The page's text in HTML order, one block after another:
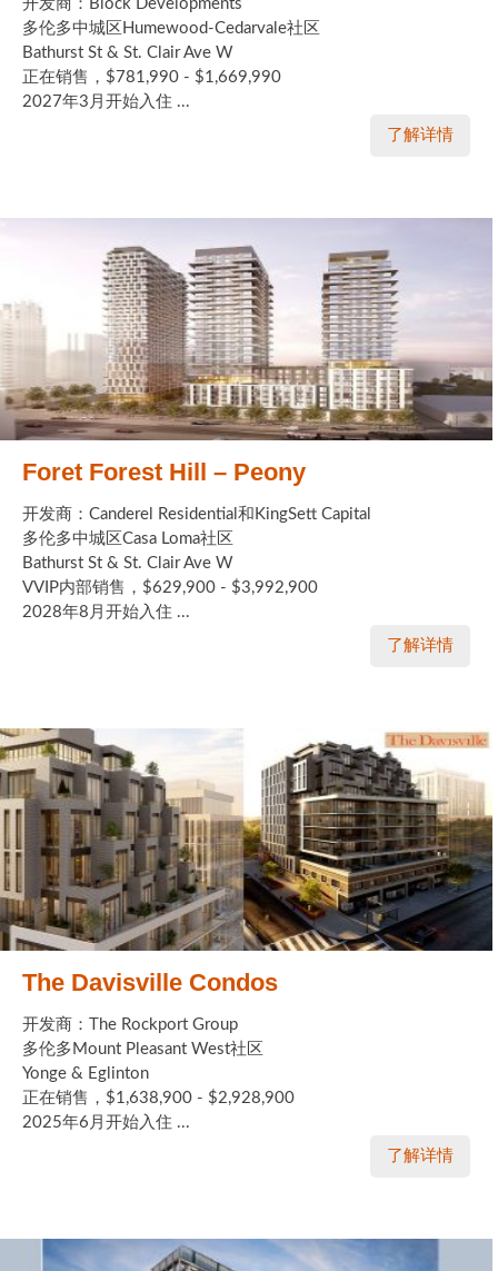
开发商：Block Developments
多伦多中城区Humewood-Cedarvale社区
Bathurst St & St. Clair Ave W
正在销售，$781,990 - $1,669,990
2027年3月开始入住 ...
了解详情
Foret Forest Hill – Peony
开发商：Canderel Residential和KingSett Capital
多伦多中城区Casa Loma社区
Bathurst St & St. Clair Ave W
VVIP内部销售，$629,900 - $3,992,900
2028年8月开始入住 ...
了解详情
The Davisville Condos
开发商：The Rockport Group
多伦多Mount Pleasant West社区
Yonge & Eglinton
正在销售，$1,638,900 - $2,928,900
2025年6月开始入住 ...
了解详情